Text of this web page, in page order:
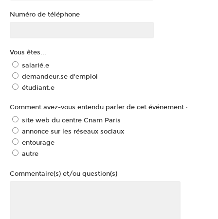
Numéro de téléphone
Vous êtes...
salarié.e
demandeur.se d'emploi
étudiant.e
Comment avez-vous entendu parler de cet événement :
site web du centre Cnam Paris
annonce sur les réseaux sociaux
entourage
autre
Commentaire(s) et/ou question(s)